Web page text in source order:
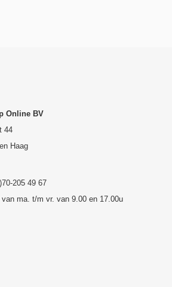
Online BV
44
Haag
205 49 67
van ma. t/m vr. van 9.00 en 17.00u